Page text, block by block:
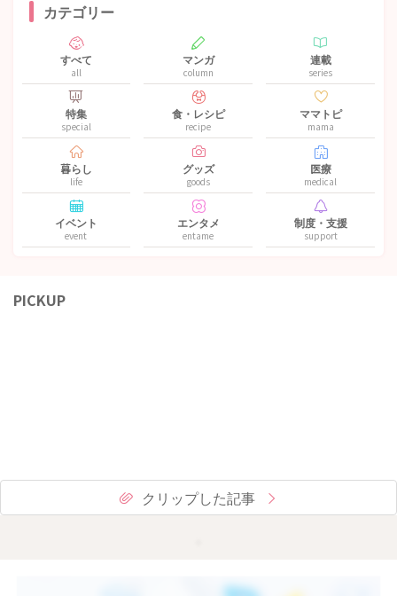
カテゴリー
すべて
all
マンガ
column
連載
series
特集
special
食・レシピ
recipe
ママトピ
mama
暮らし
life
グッズ
goods
医療
medical
イベント
event
エンタメ
entame
制度・支援
support
PICKUP
クリップした記事